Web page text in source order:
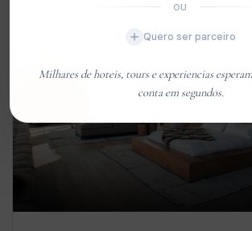
OU
Quero ser parceiro
Milhares de hoteis, tours e experiencias
conta em segundos.